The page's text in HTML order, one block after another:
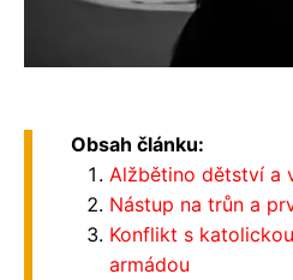
Obsah článku:
Alžbětino dětství a
Nástup na trůn a
Konflikt s
armádou